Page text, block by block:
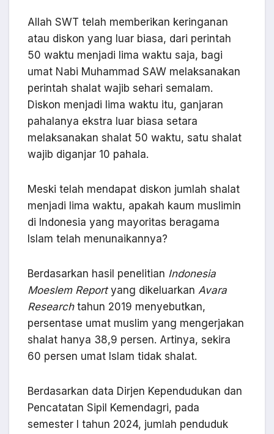
Allah SWT telah memberikan keringanan
atau diskon yang luar biasa, dari perintah
50 waktu menjadi lima waktu saja, bagi
umat Nabi Muhammad SAW melaksanakan
perintah shalat wajib sehari semalam.
Diskon menjadi lima waktu itu, ganjaran
pahalanya ekstra luar biasa setara
melaksanakan shalat 50 waktu, satu shalat
wajib diganjar 10 pahala.
Meski telah mendapat diskon jumlah shalat
menjadi lima waktu, apakah kaum muslimin
di Indonesia yang mayoritas beragama
Islam telah menunaikannya?
Berdasarkan hasil penelitian Indonesia
Moeslem Reportyang dikeluarkan Avara
Researchtahun 2019 menyebutkan,
persentase umat muslim yang mengerjakan
shalat hanya 38,9 persen. Artinya, sekira
60 persen umat Islam tidak shalat.
Berdasarkan data Dirjen Kependudukan dan
Pencatatan Sipil Kemendagri, pada
semester I tahun 2024, jumlah penduduk